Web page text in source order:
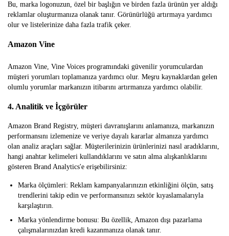
Bu, marka logonuzun, özel bir başlığın ve birden fazla ürünün yer aldığı
reklamlar oluşturmanıza olanak tanır. Görünürlüğü artırmaya yardımcı
olur ve listelerinize daha fazla trafik çeker.
Amazon Vine
Amazon Vine, Vine Voices programındaki güvenilir yorumculardan
müşteri yorumları toplamanıza yardımcı olur. Meşru kaynaklardan gelen
olumlu yorumlar markanızın itibarını artırmanıza yardımcı olabilir.
4. Analitik ve İçgörüler
Amazon Brand Registry, müşteri davranışlarını anlamanıza, markanızın
performansını izlemenize ve veriye dayalı kararlar almanıza yardımcı
olan analiz araçları sağlar. Müşterilerinizin ürünlerinizi nasıl aradıklarını,
hangi anahtar kelimeleri kullandıklarını ve satın alma alışkanlıklarını
gösteren Brand Analytics'e erişebilirsiniz:
Marka ölçümleri: Reklam kampanyalarınızın etkinliğini ölçün, satış
trendlerini takip edin ve performansınızı sektör kıyaslamalarıyla
karşılaştırın.
Marka yönlendirme bonusu: Bu özellik, Amazon dışı pazarlama
çalışmalarınızdan kredi kazanmanıza olanak tanır.